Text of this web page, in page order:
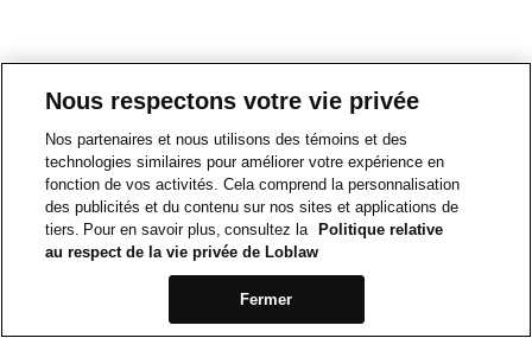
Nous respectons votre vie privée
Nos partenaires et nous utilisons des témoins et des
technologies similaires pour améliorer votre expérience en
fonction de vos activités. Cela comprend la personnalisation
des publicités et du contenu sur nos sites et applications de
tiers. Pour en savoir plus, consultez la
Politique relative
au respect de la vie privée de Loblaw
Fermer